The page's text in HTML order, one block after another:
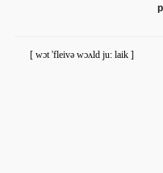
[ wɔt 'fleivə wɔʌld ju: laik ]